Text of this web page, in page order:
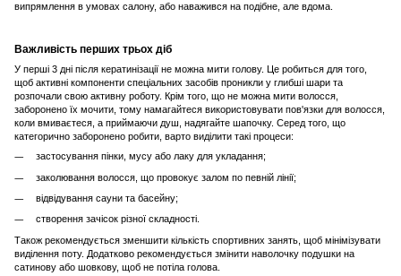
випрямлення в умовах салону, або наважився на подібне, але вдома.
Важливість перших трьох діб
У перші 3 дні після кератинізації не можна мити голову. Це робиться для того,
щоб активні компоненти спеціальних засобів проникли у глибші шари та
розпочали свою активну роботу. Крім того, що не можна мити волосся,
заборонено їх мочити, тому намагайтеся використовувати пов'язки для волосся,
коли вмиваєтеся, а приймаючи душ, надягайте шапочку. Серед того, що
категорично заборонено робити, варто виділити такі процеси:
застосування пінки, мусу або лаку для укладання;
заколювання волосся, що провокує залом по певній лінії;
відвідування сауни та басейну;
створення зачісок різної складності.
Також рекомендується зменшити кількість спортивних занять, щоб мінімізувати
виділення поту. Додатково рекомендується змінити наволочку подушки на
сатинову або шовкову, щоб не потіла голова.